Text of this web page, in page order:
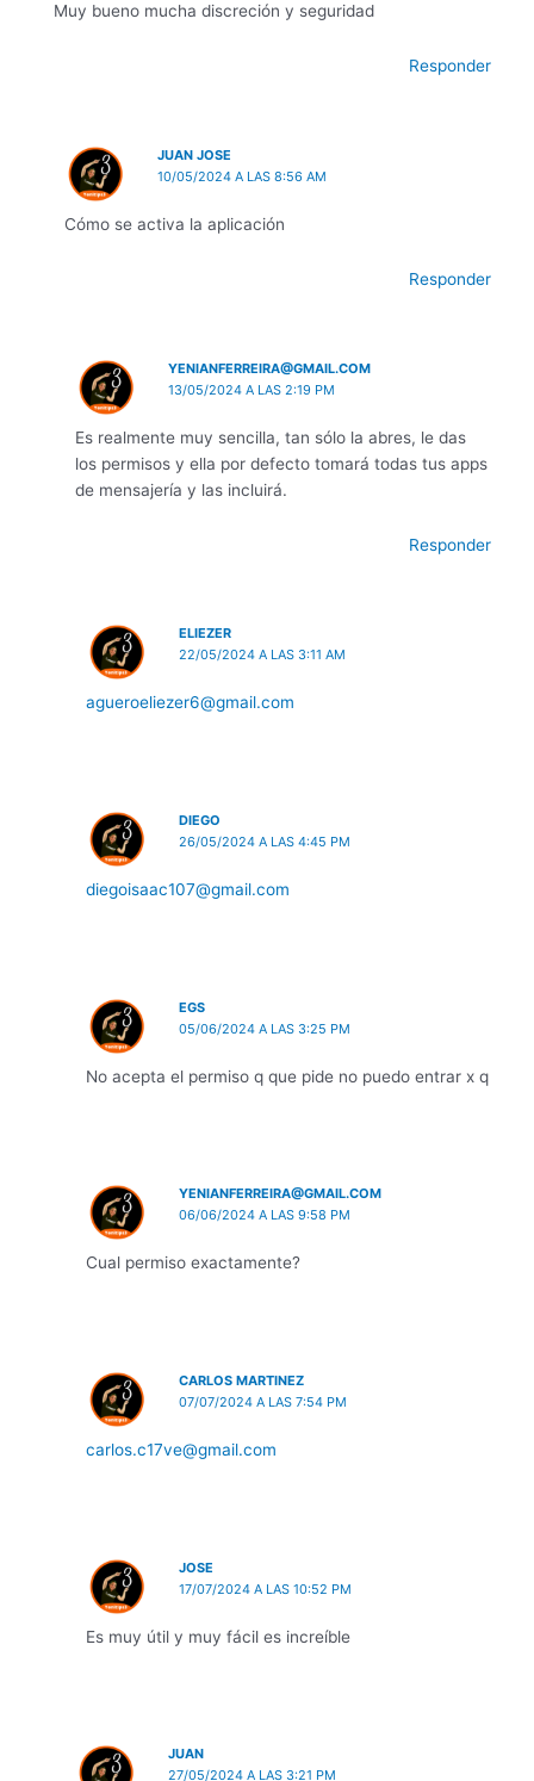
Muy bueno mucha discreción y seguridad
Responder
JUAN JOSE
10/05/2024 A LAS 8:56 AM
Cómo se activa la aplicación
Responder
YENIANFERREIRA@GMAIL.COM
13/05/2024 A LAS 2:19 PM
Es realmente muy sencilla, tan sólo la abres, le das
los permisos y ella por defecto tomará todas tus apps
de mensajería y las incluirá.
Responder
ELIEZER
22/05/2024 A LAS 3:11 AM
agueroeliezer6@gmail.com
DIEGO
26/05/2024 A LAS 4:45 PM
diegoisaac107@gmail.com
EGS
05/06/2024 A LAS 3:25 PM
No acepta el permiso q que pide no puedo entrar x q
YENIANFERREIRA@GMAIL.COM
06/06/2024 A LAS 9:58 PM
Cual permiso exactamente?
CARLOS MARTINEZ
07/07/2024 A LAS 7:54 PM
carlos.c17ve@gmail.com
JOSE
17/07/2024 A LAS 10:52 PM
Es muy útil y muy fácil es increíble
JUAN
27/05/2024 A LAS 3:21 PM